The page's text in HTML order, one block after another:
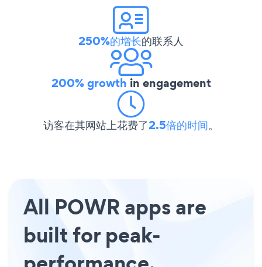
250%的增长的联系人
200% growth in engagement
访客在其网站上花费了2.5倍的时间。
All POWR apps are
built for peak-